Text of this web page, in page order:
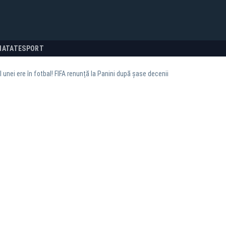
SPORT
ere în fotbal! FIFA renunță la Panini după șase decenii